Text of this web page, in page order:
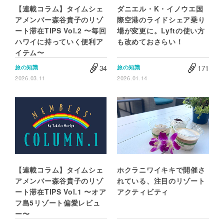
【連載コラム】タイムシェ
アメンバー森谷貴子のリゾ
ート滞在TIPS Vol.2 〜毎回
ハワイに持っていく便利ア
イテム〜
旅の知識
2026.03.11
34
ダニエル・K・イノウエ国
際空港のライドシェア乗り
場が変更に。Lyftの使い方
も改めておさらい！
旅の知識
2026.01.14
171
【連載コラム】タイムシェ
アメンバー森谷貴子のリゾ
ート滞在TIPS Vol.1 〜オア
フ島5リゾート偏愛レビュ
ー〜
ホクラニワイキキで開催さ
れている、注目のリゾート
アクティビティ